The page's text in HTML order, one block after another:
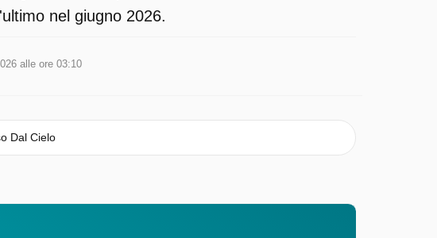
nel giugno 2026.
alle ore 03:10
Dal Cielo